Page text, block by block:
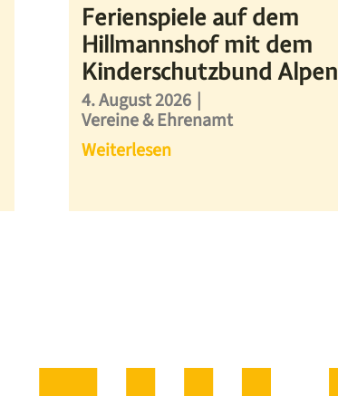
Ferienspiele auf dem
Hillmannshof mit dem
Kinderschutzbund Alpen
4. August 2026 |
Vereine & Ehrenamt
Weiterlesen